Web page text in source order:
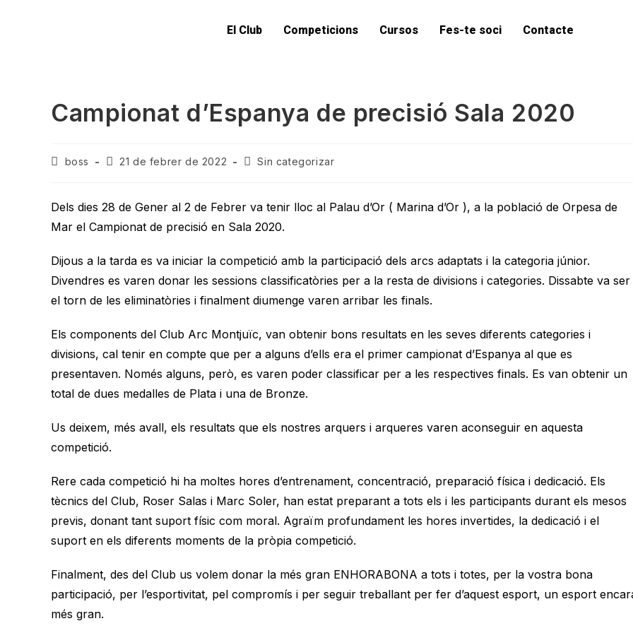
El Club Competicions Cursos Fes-te soci Contacte
Campionat d’Espanya de precisió Sala 2020
boss 21 de febrer de 2022 Sin categorizar
Dels dies 28 de Gener al 2 de Febrer va tenir lloc al Palau d’Or ( Marina d’Or ), a la població de Orpesa de
Mar el Campionat de precisió en Sala 2020.
Dijous a la tarda es va iniciar la competició amb la participació dels arcs adaptats i la categoria júnior.
Divendres es varen donar les sessions classificatòries per a la resta de divisions i categories. Dissabte va ser
el torn de les eliminatòries i finalment diumenge varen arribar les finals.
Els components del Club Arc Montjuïc, van obtenir bons resultats en les seves diferents categories i
divisions, cal tenir en compte que per a alguns d’ells era el primer campionat d’Espanya al que es
presentaven. Només alguns, però, es varen poder classificar per a les respectives finals. Es van obtenir un
total de dues medalles de Plata i una de Bronze.
Us deixem, més avall, els resultats que els nostres arquers i arqueres varen aconseguir en aquesta
competició.
Rere cada competició hi ha moltes hores d’entrenament, concentració, preparació física i dedicació. Els
tècnics del Club, Roser Salas i Marc Soler, han estat preparant a tots els i les participants durant els mesos
previs, donant tant suport físic com moral. Agraïm profundament les hores invertides, la dedicació i el
suport en els diferents moments de la pròpia competició.
Finalment, des del Club us volem donar la més gran ENHORABONA a tots i totes, per la vostra bona
participació, per l’esportivitat, pel compromís i per seguir treballant per fer d’aquest esport, un esport
més gran.